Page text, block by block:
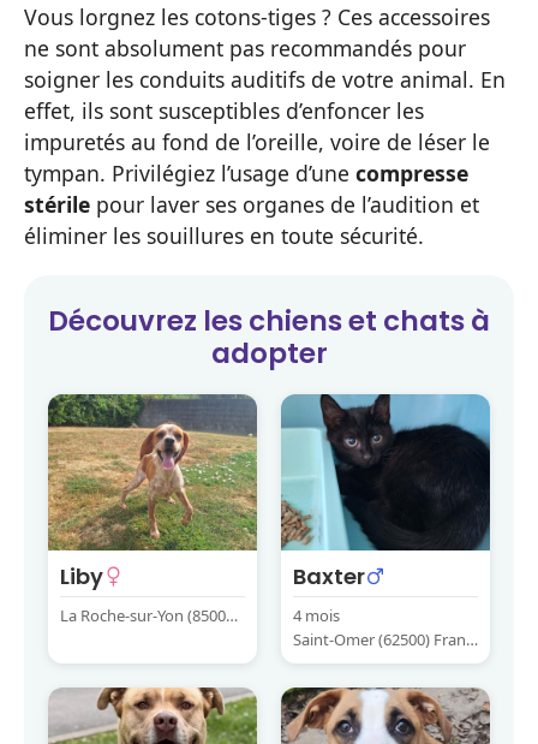
Vous lorgnez les cotons-tiges ? Ces accessoires
ne sont absolument pas recommandés pour
soigner les conduits auditifs de votre animal. En
effet, ils sont susceptibles d’enfoncer les
impuretés au fond de l’oreille, voire de léser le
tympan. Privilégiez l’usage d’une compresse
stérile pour laver ses organes de l’audition et
éliminer les souillures en toute sécurité.
Découvrez leschiens et chatsà
adopter
Liby
La Roche-sur-Yon (85000)
Baxter
4 mois
Saint-Omer (62500) Franc
e